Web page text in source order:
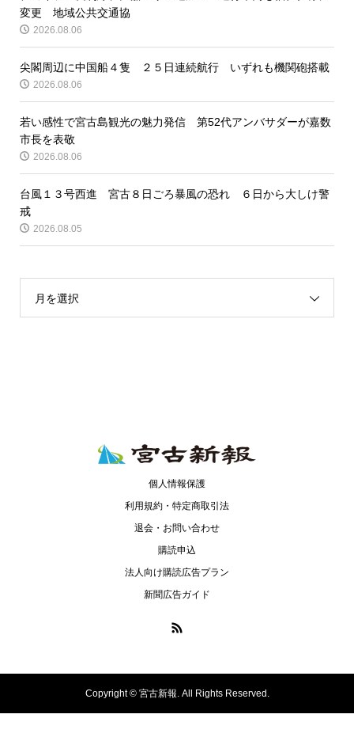
変更 地域公共交通協
2026.08.06
尖閣周辺に中国船４隻 ２５日連続航行 いずれも機関砲搭載
2026.08.06
若い感性で宮古島観光の魅力発信 第52代アンバサダーが嘉数
市長を表敬
2026.08.06
台風１３号西進 宮古８日ごろ暴風の恐れ ６日から大しけ警
戒
2026.08.05
月を選択
個人情報保護
利用規約・特定商取引法
退会・お問い合わせ
購読申込
法人向け購読広告プラン
新聞広告ガイド
Copyright ©宮古新報. All Rights Reserved.